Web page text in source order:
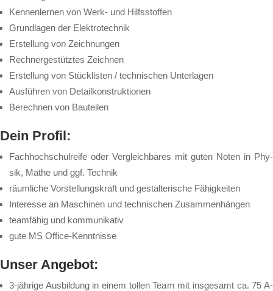
Ken­nen­ler­nen von Werk- und Hilfs­stof­fen
Grund­la­gen der Elek­tro­tech­nik
Er­stel­lung von Zeich­nun­gen
Rech­ner­ge­stütz­tes Zeich­nen
Er­stel­lung von Stück­lis­ten / tech­ni­schen Un­ter­la­gen
Aus­füh­ren von De­tail­kon­struk­tio­nen
Be­rech­nen von Bau­tei­len
Dein Pro­fil:
Fach­hoch­schul­rei­fe oder Ver­gleich­ba­res mit gu­ten No­ten in Phy­
sik, Ma­the und ggf. Tech­nik
räum­li­che Vor­stel­lungs­kraft und ge­stal­te­ri­sche Fä­hig­kei­ten
In­te­res­se an Ma­schi­nen und tech­ni­schen Zu­sam­men­hän­gen
team­fä­hig und kom­mu­ni­ka­tiv
gu­te MS Of­fice-Kennt­nis­se
Un­ser An­ge­bot:
3-jäh­ri­ge Aus­bil­dung in ei­nem tol­len Team mit ins­ge­samt ca. 75 A­